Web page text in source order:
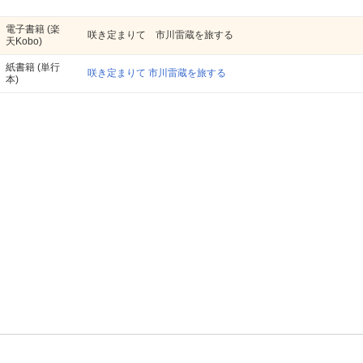
電子書籍 (楽
天Kobo)
咲き定まりて 市川雷蔵を旅する
紙書籍 (単行
本)
咲き定まりて 市川雷蔵を旅する